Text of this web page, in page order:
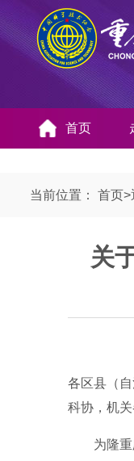
首页
当前位置： 首页>
关
各区县（
科协，机
为隆